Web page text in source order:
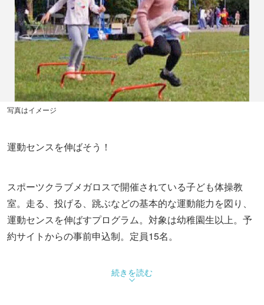
写真はイメージ
運動センスを伸ばそう！
スポーツクラブメガロスで開催されている子ども体操教
室。走る、投げる、跳ぶなどの基本的な運動能力を図り、
運動センスを伸ばすプログラム。対象は幼稚園生以上。予
約サイトからの事前申込制。定員15名。
続きを読む